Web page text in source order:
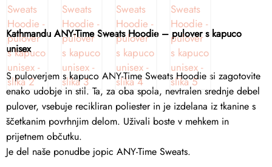
Kathmandu ANY-Time Sweats Hoodie – pulover s kapuco
unisex
S puloverjem s kapuco ANY-Time Sweats Hoodie si zagotovite
enako udobje in stil. Ta, za oba spola, nevtralen srednje debel
pulover, vsebuje recikliran poliester in je izdelana iz tkanine s
ščetkanim povrhnjim delom. Uživali boste v mehkem in
prijetnem občutku.
Je del naše ponudbe jopic ANY-Time Sweats.